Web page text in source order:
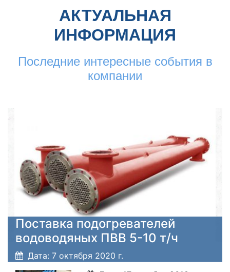
АКТУАЛЬНАЯ
ИНФОРМАЦИЯ
Последние интересные события в
компании
Поставка подогревателей
водоводяных ПВВ 5-10 т/ч
Дата: 7 октября 2020 г.